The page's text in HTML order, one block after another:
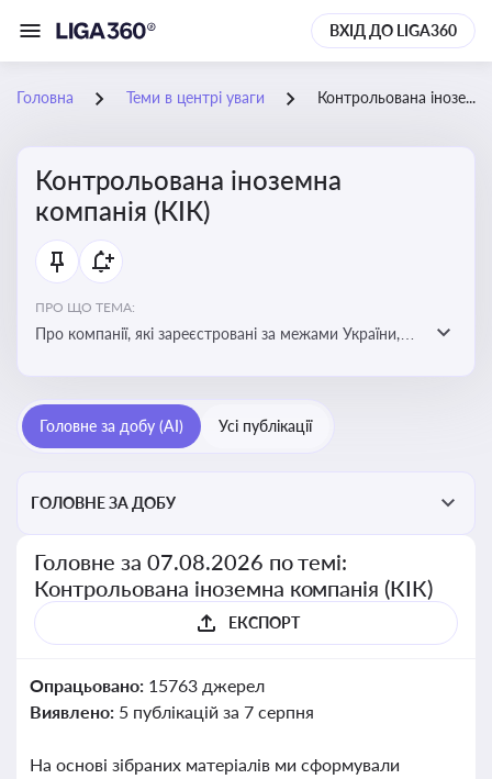
ВХІД ДО LIGA360
Головна Теми в центрі уваги Контрольована іноземна компанія (КІК)
Контрольована іноземна
компанія (КІК)
ПРО ЩО ТЕМА:
Про компанії, які зареєстровані за межами України,
органами України щодо своїх доходів і витрат
Головне за добу (AI) Усі публікації
ГОЛОВНЕ ЗА ДОБУ
Головне за 07.08.2026 по темі:
Контрольована іноземна компанія (КІК)
ЕКСПОРТ
Опрацьовано: 15763 джерел
Виявлено: 5 публікацій за 7 серпня
На основі зібраних матеріалів ми сформували